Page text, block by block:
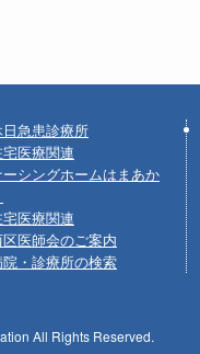
急患診療所
医療関連
シングホームはまあか
医療関連
医師会のご案内
・診療所の検索
All Rights Reserved.